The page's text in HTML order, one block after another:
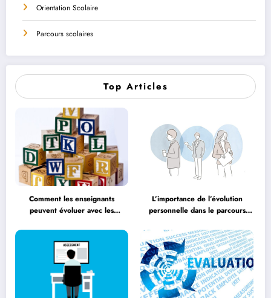
Orientation Scolaire
Parcours scolaires
Top Articles
Comment les enseignants
peuvent évoluer avec les
L’importance de l’évolution
personnelle dans le parcours